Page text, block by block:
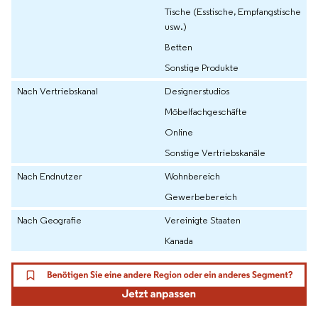
Tische (Esstische, Empfangstische
usw.)
Betten
Sonstige Produkte
Nach Vertriebskanal
Designerstudios
Möbelfachgeschäfte
Online
Sonstige Vertriebskanäle
Nach Endnutzer
Wohnbereich
Gewerbebereich
Nach Geografie
Vereinigte Staaten
Kanada